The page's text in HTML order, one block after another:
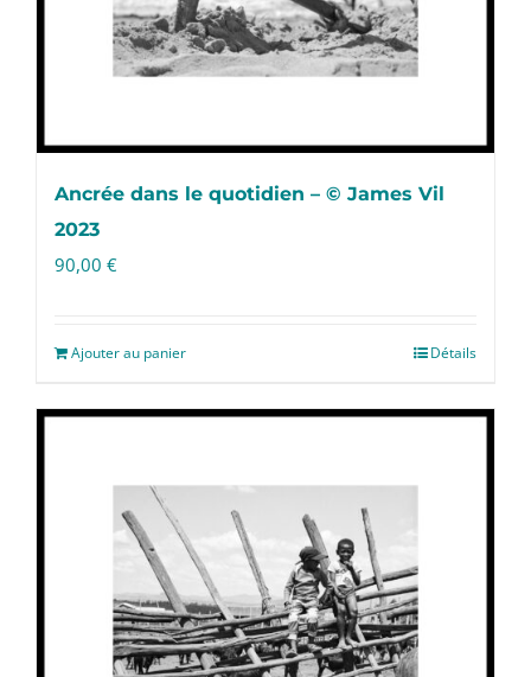
Ancrée dans le quotidien – © James Vil
2023
90,00 €
Ajouter au panier Détails